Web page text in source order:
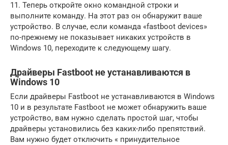
11. Теперь откройте окно командной строки и
выполните команду. На этот раз он обнаружит ваше
устройство. В случае, если команда «fastboot devices»
по-прежнему не показывает никаких устройств в
Windows 10, переходите к следующему шагу.
Драйверы Fastboot не устанавливаются в
Windows 10
Если драйверы Fastboot не устанавливаются в Windows
10 и в результате Fastboot не может обнаружить ваше
устройство, вам нужно сделать простой шаг, чтобы
драйверы установились без каких-либо препятствий.
Вам нужно будет отключить « принудительное